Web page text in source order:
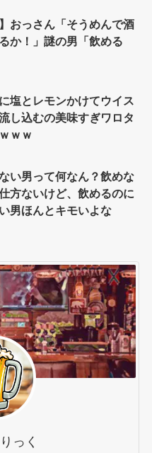
】おっさん「そうめんで酒
か！」謎の男「飲める
塩とレモンかけてウイス
し込むの美味すぎワロタ
ｗｗ
い男って何なん？飲めな
方ないけど、飲めるのに
男ほんとキモいよな
っく